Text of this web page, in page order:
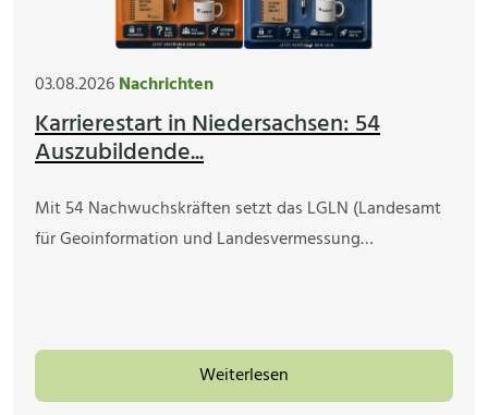
03.08.2026Nachrichten
Karrierestart in Niedersachsen: 54
Auszubildende...
Mit 54 Nachwuchskräften setzt das LGLN (Landesamt
für Geoinformation und Landesvermessung…
Weiterlesen